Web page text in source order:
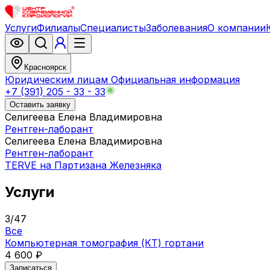
УслугиФилиалыСпециалистыЗаболеванияО компании
Красноярск
Юридическим лицам Официальная информация
+7 (391) 205 - 33 - 33
Оставить заявку
Селигеева Елена Владимировна
Рентген-лаборант
Селигеева Елена Владимировна
Рентген-лаборант
TERVE на Партизана Железняка
Услуги
3/47
Все
Компьютерная томография (КТ) гортани
4 600 ₽
Записаться